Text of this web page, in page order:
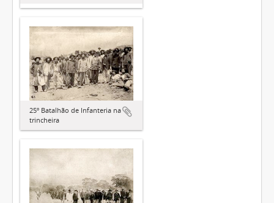
25º Batalhão de Infanteria na
trincheira